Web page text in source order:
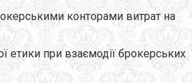
конторами витрат на
етики при взаємодії брокерських